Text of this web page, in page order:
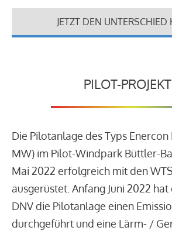
JETZT DEN UNTERSCHIED
PILOT-
Die Pilotanlage des Typs Enercon
MW) im Pilot-Windpark Büttler-
Mai 2022 erfolgreich mit den
ausgerüstet. Anfang Juni 2022
DNV die Pilotanlage einen
durchgeführt und eine Lärm- /